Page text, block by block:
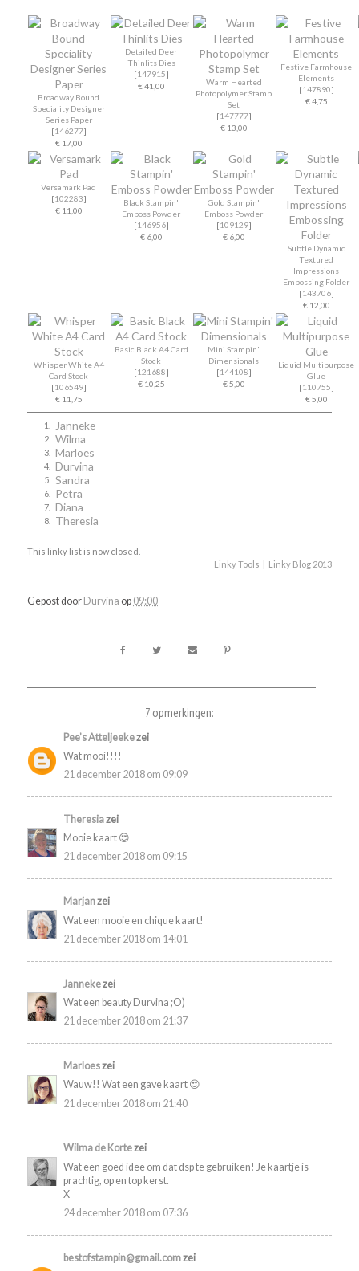
Broadway Bound
Speciality Designer
Series Paper
[146277]
€ 17,00
Detailed Deer
Thinlits Dies
[147915]
€ 41,00
Warm Hearted
Photopolymer Stamp
Set
[147777]
€ 13,00
Festive Farmhouse
Elements
[147890]
€ 4,75
Versamark Pad
[102283]
€ 11,00
Black Stampin'
Emboss Powder
[146956]
€ 6,00
Gold Stampin'
Emboss Powder
[109129]
€ 6,00
Subtle Dynamic
Textured
Impressions
Embossing Folder
[143706]
€ 12,00
Whisper White A4
Card Stock
[106549]
€ 11,75
Basic Black A4 Card
Stock
[121688]
€ 10,25
Mini Stampin'
Dimensionals
[144108]
€ 5,00
Liquid Multipurpose
Glue
[110755]
€ 5,00
1. Janneke
2. Wilma
3. Marloes
4. Durvina
5. Sandra
6. Petra
7. Diana
8. Theresia
This linky list is now closed.
Linky Tools | Linky Blog 2013
Gepost door Durvina op 09:00
7 opmerkingen:
Pee’s Atteljeekezei
Wat mooi!!!!
21 december 2018 om 09:09
Theresiazei
Mooie kaart 😍
21 december 2018 om 09:15
Marjanzei
Wat een mooie en chique kaart!
21 december 2018 om 14:01
Jannekezei
Wat een beauty Durvina ;O)
21 december 2018 om 21:37
Marloeszei
Wauw!! Wat een gave kaart 😍
21 december 2018 om 21:40
Wilma de Kortezei
Wat een goed idee om dat dsp te gebruiken! Je kaartje is
prachtig, op en top kerst.
X
24 december 2018 om 07:36
bestofstampin@gmail.comzei